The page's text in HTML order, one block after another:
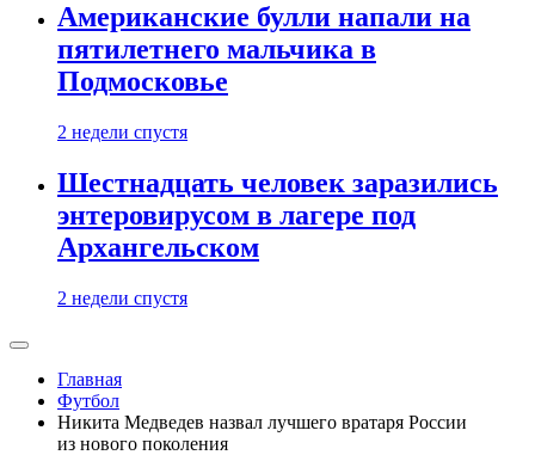
Американские булли напали на
пятилетнего мальчика в
Подмосковье
2 недели спустя
Шестнадцать человек заразились
энтеровирусом в лагере под
Архангельском
2 недели спустя
Главная
Футбол
Никита Медведев назвал лучшего вратаря России
из нового поколения